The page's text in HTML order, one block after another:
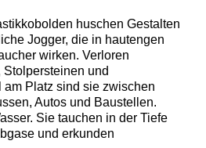
huschen Gestalten
Jogger, die in hautengen
wirken. Verloren
und
Platz sind sie zwischen
Autos und Baustellen.
Sie tauchen in der Tiefe
und erkunden